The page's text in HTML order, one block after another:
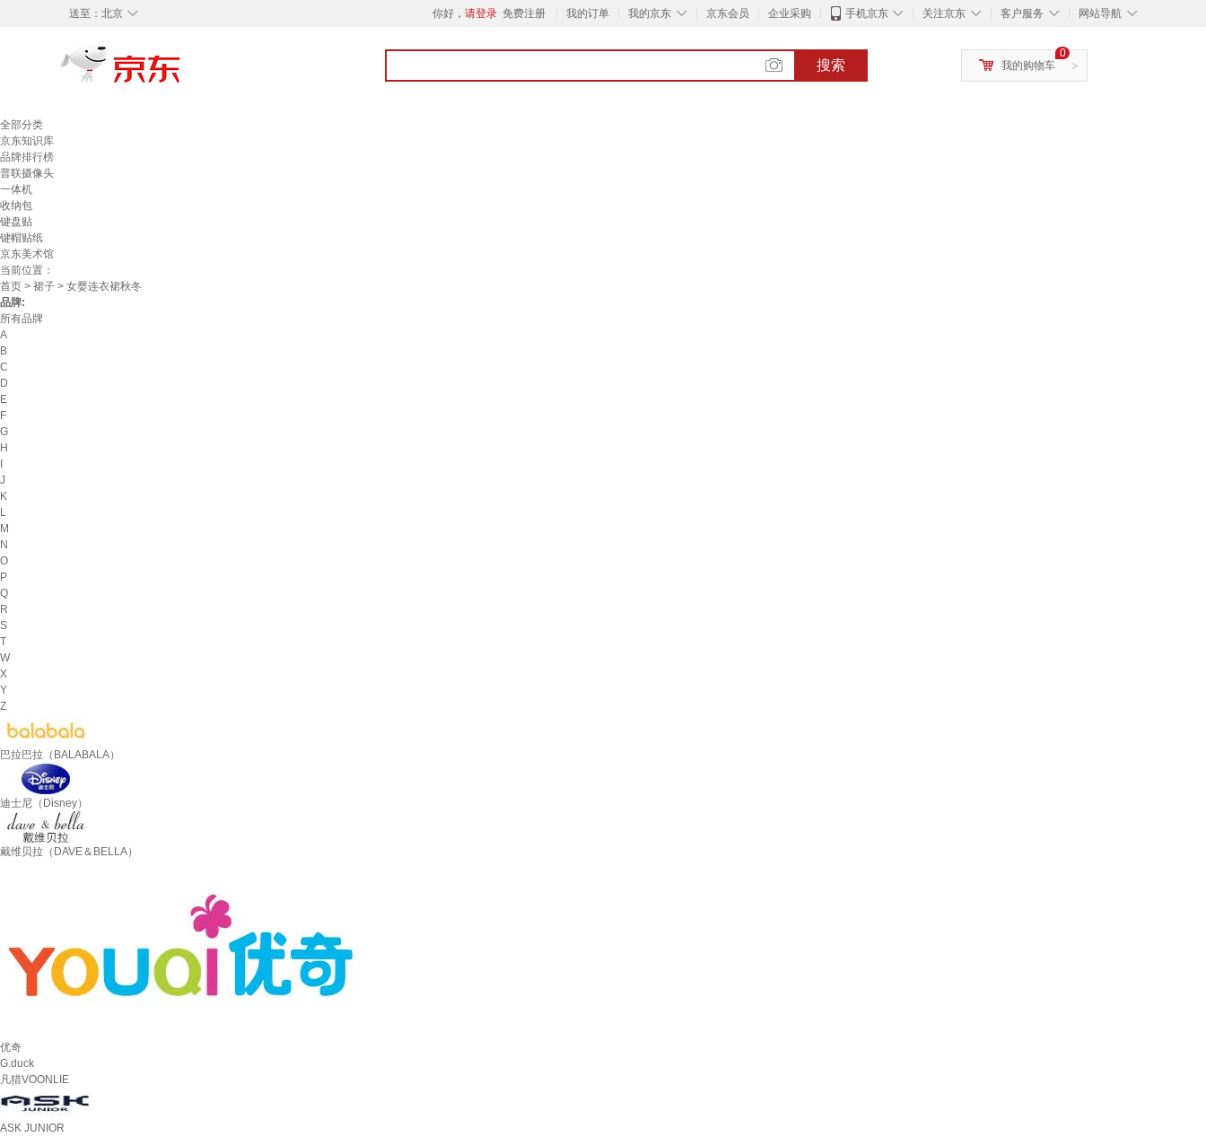
◇
送至： 北京 你好， 请登录 免费注册 我的订单 ◇
我的京东 京东会员 企业采购 ◇
手机京东 ◇
关注京东 ◇
客户服务 ◇
网站导航
搜索 >
0
我的购物车
全部分类
京东知识库
品牌排行榜
普联摄像头
一体机
收纳包
键盘贴
键帽贴纸
京东美术馆
当前位置：
首页 > 裙子 > 女婴连衣裙秋冬
品牌:
所有品牌
A
B
C
D
E
F
G
H
J
K
L
M
N
O
P
Q
R
S
T
W
X
Y
Z
巴拉巴拉（BALABALA）
迪士尼（Disney）
戴维贝拉（DAVE＆BELLA）
优奇
G.duck
凡猎VOONLIE
ASK JUNIOR